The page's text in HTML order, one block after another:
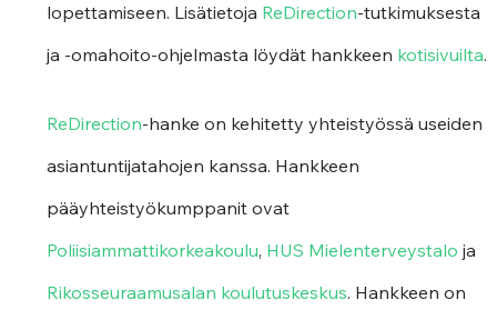
lopettamiseen. Lisätietoja ReDirection-tutkimuksesta
ja -omahoito-ohjelmasta löydät hankkeen kotisivuilta.
ReDirection-hanke on kehitetty yhteistyössä useiden
asiantuntijatahojen kanssa. Hankkeen
pääyhteistyökumppanit ovat
Poliisiammattikorkeakoulu, HUS Mielenterveystalo ja
Rikosseuraamusalan koulutuskeskus. Hankkeen on